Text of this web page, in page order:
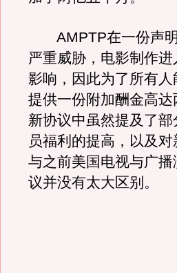
AMPTP在一份声明
严重威胁，电影制作
影响，因此为了所有
提供一份附加酬金高
新协议中虽然提及了
员福利的提高，以及
与之前美国电视与广
议并没有太大区别。